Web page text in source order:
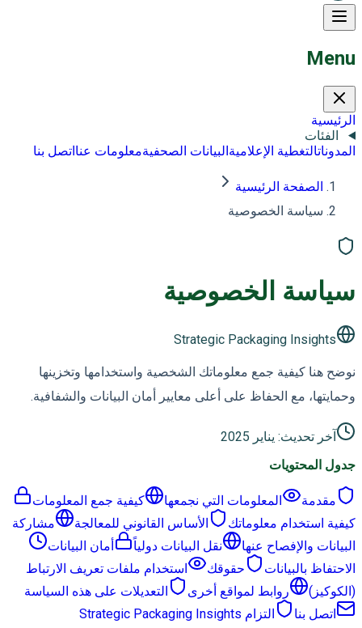
Menu
الرئيسية
الفئات
المدوناتالتغطية الإعلاميةالبيانات الصحفيةمعلومات عنااتصل بنا
الصفحة الرئيسية
سياسة الخصوصية
سياسة الخصوصية
Strategic Packaging Insights
نوضح هنا كيفية جمع معلوماتك الشخصية واستخدامها وتخزينها
وحمايتها، مع الحفاظ على أعلى معايير أمان البيانات والشفافية.
آخر تحديث: يناير 2025
جدول المحتويات
مقدمة المعلومات التي نجمعها
كيفية جمع المعلومات
كيفية استخدام معلوماتك
الأساس القانوني للمعالجة
مشاركة
البيانات والإفصاح عنها
نقل البيانات دولياً
أمان البيانات
الاحتفاظ بالبيانات
حقوقك
استخدام ملفات تعريف الارتباط
(الكوكيز)
روابط لمواقع أخرى
التعديلات على هذه السياسة
اتصل بنا
التزام Strategic Packaging Insights